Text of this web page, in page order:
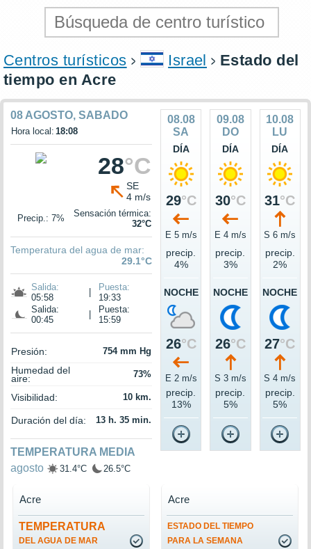
Centros turísticos Israel
Estado del
tiempo en Acre
08 AGOSTO, SABADO
Hora local: 18:08
28°C
SE
4 m/s
Precip.: 7%
Sensación térmica:
32°C
Temperatura del agua de mar:
29.1°C
Salida:
05:58
Puesta:
19:33
Salida:
00:45
Puesta:
15:59
Presión: 754 mm Hg
Humedad del
aire: 73%
Visibilidad: 10 km.
Duración del día: 13 h. 35 min.
TEMPERATURA MEDIA
agosto
31.4°C 26.5°C
08.08
SA
DÍA
29°C
E 5 m/s
precip.
4%
NOCHE
26°C
E 2 m/s
precip.
13%
09.08
DO
DÍA
30°C
E 4 m/s
precip.
3%
NOCHE
26°C
S 3 m/s
precip.
5%
10.08
LU
DÍA
31°C
S 6 m/s
precip.
2%
NOCHE
27°C
S 4 m/s
precip.
5%
TEMPERATURA
DEL AGUA DE MAR
Acre
ESTADO DEL TIEMPO
PARA LA SEMANA
Acre